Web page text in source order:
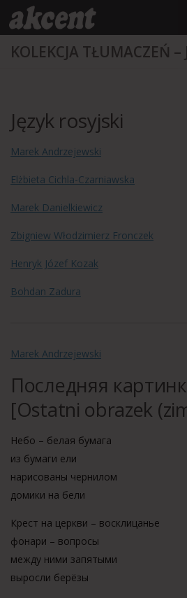
treści
Przejdź do treści
KOLEKCJA TŁUMACZEŃ –
Język rosyjski
Marek Andrzejewski
Elżbieta Cichla-Czarniawska
Marek Danielkiewicz
Zbigniew Włodzimierz Fronczek
Henryk Józef Kozak
Bohdan Zadura
Marek Andrzejewski
Последняя
[Ostatni obrazek
Небо – белая бумага
из бумаги ели
нарисованы чернилом
домики на бели
Крест на церкви – восклицанье
фонари – вопросы
между ними запятыми
выросли берёзы